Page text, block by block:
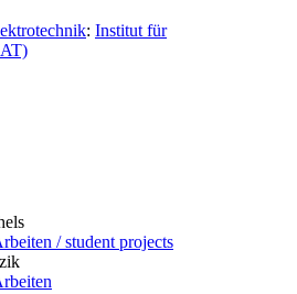
: Institut für
/ student projects